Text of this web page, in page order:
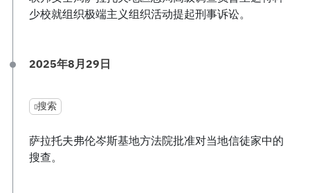
少校就组织极端主义组织活动提起刑事诉讼。
2025年8月29日
搜索
萨拉托夫弗伦岑斯基地方法院批准对当地信徒家中的
搜查。